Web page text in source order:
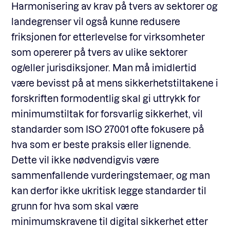
Harmonisering av krav på tvers av sektorer og
landegrenser vil også kunne redusere
friksjonen for etterlevelse for virksomheter
som opererer på tvers av ulike sektorer
og/eller jurisdiksjoner. Man må imidlertid
være bevisst på at mens sikkerhetstiltakene i
forskriften formodentlig skal gi uttrykk for
minimumstiltak for forsvarlig sikkerhet, vil
standarder som ISO 27001 ofte fokusere på
hva som er beste praksis eller lignende.
Dette vil ikke nødvendigvis være
sammenfallende vurderingstemaer, og man
kan derfor ikke ukritisk legge standarder til
grunn for hva som skal være
minimumskravene til digital sikkerhet etter